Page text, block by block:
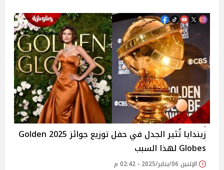
زيندايا تُثير الجدل في حفل توزيع جوائز 2025 Golden
Globes لهذا السبب
الإثنين 06/يناير/2025 - 02:42 م